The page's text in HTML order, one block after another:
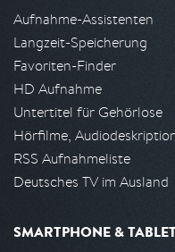
Aufnahme-Assistenten
Langzeit-Speicherung
Favoriten-Finder
HD Aufnahme
Untertitel für Gehörlose
Hörfilme,
RSS Aufnahmeliste
Deutsches TV im Ausland
SMARTPHONE &